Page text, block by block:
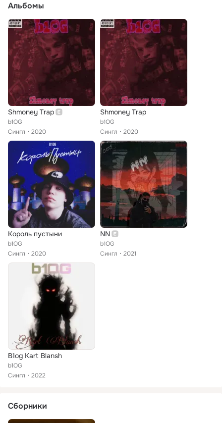
Альбомы
Shmoney Trap
b1OG
Сингл
2020
Shmoney Trap
b1OG
Сингл
2020
Король пустыни
b1OG
Сингл
2020
NN
b1OG
Сингл
2021
B1og Kart Blansh
b1OG
Сингл
2022
Сборники